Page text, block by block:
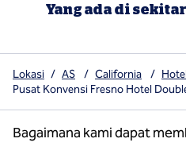
Yang ada di sekitar
Lokasi / AS / California /
Pusat Konvensi Fresno Hotel
Bagaimana kami dapat